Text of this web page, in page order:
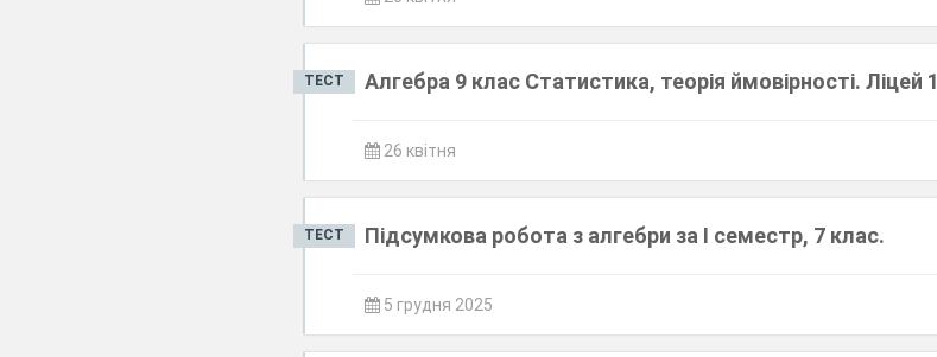
ТЕСТ Алгебра 9 клас Статистика, теорія ймовірності. Ліцей 1
26 квітня
ТЕСТ Підсумкова робота з алгебри за І семестр, 7 клас.
5 грудня 2025